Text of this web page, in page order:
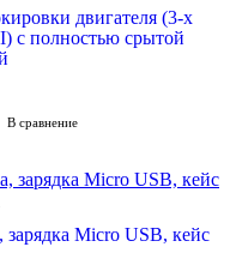
двигателя (3-х
с полностью срытой
В сравнение
Micro USB, кейс